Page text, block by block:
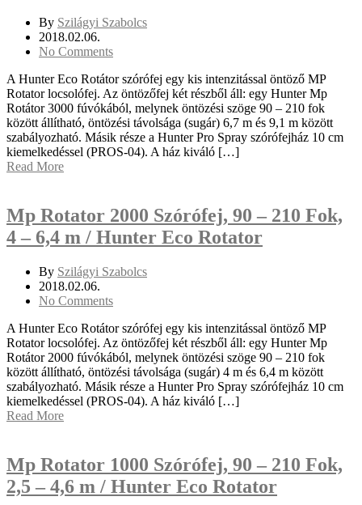
By Szilágyi Szabolcs
2018.02.06.
No Comments
A Hunter Eco Rotátor szórófej egy kis intenzitással öntöző MP
Rotator locsolófej. Az öntözőfej két részből áll: egy Hunter Mp
Rotátor 3000 fúvókából, melynek öntözési szöge 90 – 210 fok
között állítható, öntözési távolsága (sugár) 6,7 m és 9,1 m között
szabályozható. Másik része a Hunter Pro Spray szórófejház 10 cm
kiemelkedéssel (PROS-04). A ház kiváló […]
Read More
Mp Rotator 2000 Szórófej, 90 – 210 Fok,
4 – 6,4 m / Hunter Eco Rotator
By Szilágyi Szabolcs
2018.02.06.
No Comments
A Hunter Eco Rotátor szórófej egy kis intenzitással öntöző MP
Rotator locsolófej. Az öntözőfej két részből áll: egy Hunter Mp
Rotátor 2000 fúvókából, melynek öntözési szöge 90 – 210 fok
között állítható, öntözési távolsága (sugár) 4 m és 6,4 m között
szabályozható. Másik része a Hunter Pro Spray szórófejház 10 cm
kiemelkedéssel (PROS-04). A ház kiváló […]
Read More
Mp Rotator 1000 Szórófej, 90 – 210 Fok,
2,5 – 4,6 m / Hunter Eco Rotator